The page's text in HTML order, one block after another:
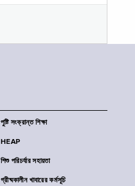
পুষ্টি সংক্রান্ত শিক্ষা
HEAP
শিশু পরিচর্যার সহায়তা
গ্রীষ্মকালীন খাবারের কর্মসূচি